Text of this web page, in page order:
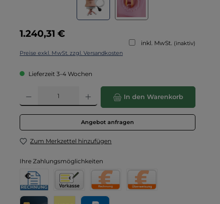
Regulärer Preis:
1.240,31 €
inkl. MwSt. (inaktiv)
Preise exkl. MwSt. zzgl. Versandkosten
Lieferzeit 3-4 Wochen
Produkt Anzahl: Gib den gewünschten Wert ein oder benutze die
In den Warenkorb
Angebot anfragen
Zum Merkzettel hinzufügen
Ihre Zahlungsmöglichkeiten
Rechnung
Rechnung für Behörden
Vorkasse